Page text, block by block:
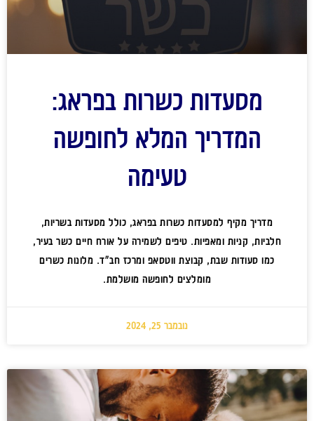
מסעדות כשרות בפראג:
המדריך המלא לחופשה
טעימה
מדריך מקיף למסעדות כשרות בפראג, כולל מסעדות בשריות,
חלביות, קניות ומאפיות. טיפים לשמירה על אורח חיים כשר בעיר,
כמו סעודות שבת, קבוצת ווטסאפ ומרכז חב"ד. מלונות כשרים
מומלצים לחופשה מושלמת.
נובמבר 25, 2024